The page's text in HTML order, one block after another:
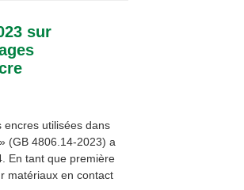
sur
encres utilisées dans
(GB 4806.14-2023) a
En tant que première
matériaux en contact